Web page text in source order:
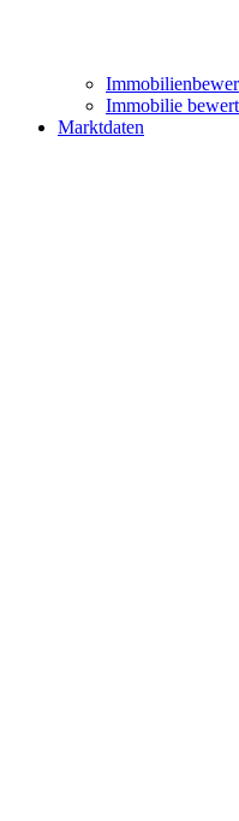
Immobilie
Marktdaten